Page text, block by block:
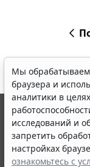
Мы
браузера и
аналитики в
исследований и
запретить
настройках
ознакомьтесь с
© ООО "НПП
выпускается с
являются
информации